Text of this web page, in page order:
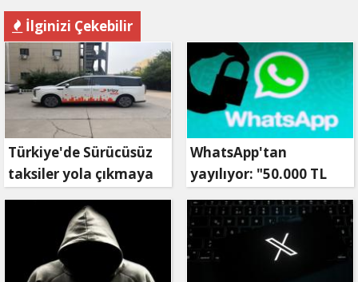
İlginizi Çekebilir
Türkiye'de Sürücüsüz
taksiler yola çıkmaya
hazırlanıyor
WhatsApp'tan
yayılıyor: "50.000 TL
ödüllü" dolandırıcılık
girişimi!